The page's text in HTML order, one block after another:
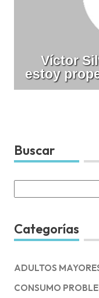
Víctor
estoy
Buscar
for:
Categorías
ADULTOS
CONSUMO